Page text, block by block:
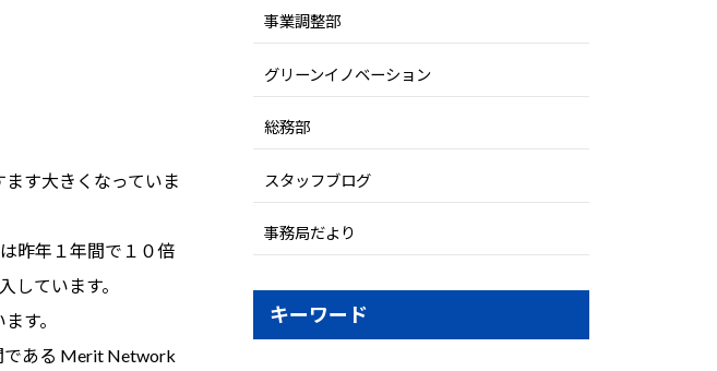
す大きくなっていま
昨年１年間で１０倍
しています。
す。
である Merit Network
事業調整部
グリーンイノベーション
総務部
スタッフブログ
事務局だより
キーワード